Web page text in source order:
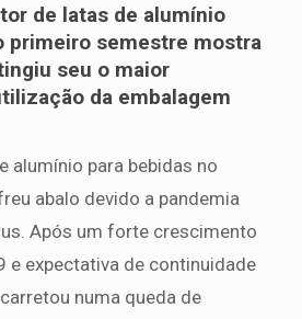
de latas de alumínio
primeiro semestre mostra
seu o maior
da embalagem
alumínio para bebidas no
abalo devido a pandemia
Após um forte crescimento
e expectativa de continuidade
numa queda de